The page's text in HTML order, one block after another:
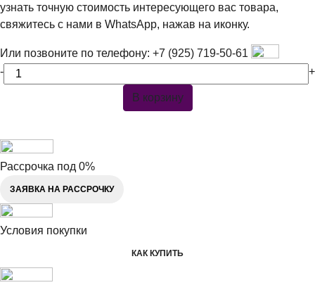
узнать точную стоимость интересующего вас товара,
свяжитесь с нами в WhatsApp, нажав на иконку.
Или позвоните по телефону: +7 (925) 719-50-61
-
+
В корзину
Рассрочка под 0%
ЗАЯВКА НА РАССРОЧКУ
Условия покупки
КАК КУПИТЬ